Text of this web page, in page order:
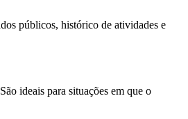
públicos, histórico de atividades e
ideais para situações em que o